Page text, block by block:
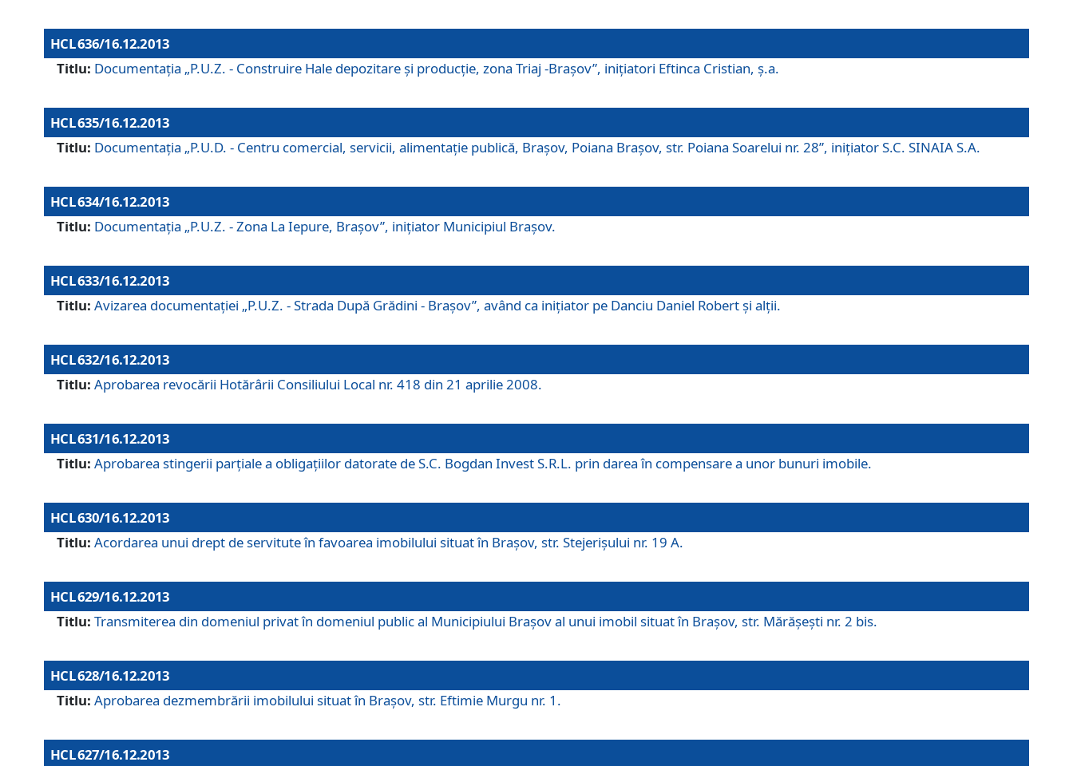
HCL 636/16.12.2013
Titlu: Documentaţia „P.U.Z. - Construire Hale depozitare şi producţie, zona Triaj -Braşov”, iniţiatori Eftinca Cristian, ş.a.
HCL 635/16.12.2013
Titlu: Documentaţia „P.U.D. - Centru comercial, servicii, alimentaţie publică, Braşov, Poiana Braşov, str. Poiana Soarelui nr. 28”, iniţiator S.C. SINAIA S.A.
HCL 634/16.12.2013
Titlu: Documentaţia „P.U.Z. - Zona La Iepure, Braşov”, iniţiator Municipiul Braşov.
HCL 633/16.12.2013
Titlu: Avizarea documentaţiei „P.U.Z. - Strada După Grădini - Braşov”, având ca iniţiator pe Danciu Daniel Robert şi alţii.
HCL 632/16.12.2013
Titlu: Aprobarea revocării Hotărârii Consiliului Local nr. 418 din 21 aprilie 2008.
HCL 631/16.12.2013
Titlu: Aprobarea stingerii parţiale a obligaţiilor datorate de S.C. Bogdan Invest S.R.L. prin darea în compensare a unor bunuri imobile.
HCL 630/16.12.2013
Titlu: Acordarea unui drept de servitute în favoarea imobilului situat în Braşov, str. Stejerişului nr. 19 A.
HCL 629/16.12.2013
Titlu: Transmiterea din domeniul privat în domeniul public al Municipiului Braşov al unui imobil situat în Braşov, str. Mărăşeşti nr. 2 bis.
HCL 628/16.12.2013
Titlu: Aprobarea dezmembrării imobilului situat în Braşov, str. Eftimie Murgu nr. 1.
HCL 627/16.12.2013